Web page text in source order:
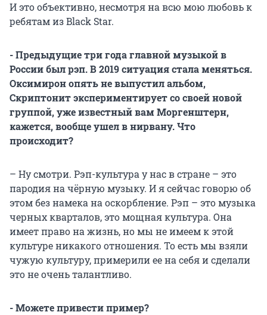
И это объективно, несмотря на всю мою любовь к
ребятам из Black Star.
- Предыдущие три года главной музыкой в
России был рэп. В 2019 ситуация стала меняться.
Оксимирон опять не выпустил альбом,
Скриптонит экспериментирует со своей новой
группой, уже известный вам Моргенштерн,
кажется, вообще ушел в нирвану. Что
происходит?
– Ну смотри. Рэп-культура у нас в стране – это
пародия на чёрную музыку. И я сейчас говорю об
этом без намека на оскорбление. Рэп – это музыка
черных кварталов, это мощная культура. Она
имеет право на жизнь, но мы не имеем к этой
культуре никакого отношения. То есть мы взяли
чужую культуру, примерили ее на себя и сделали
это не очень талантливо.
- Можете привести пример?